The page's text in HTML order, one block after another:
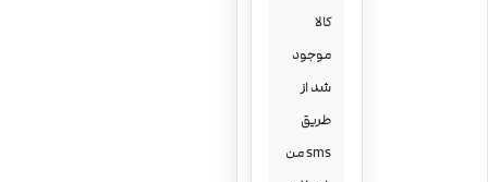
کالا
موجود
شد از
طریق
sms من